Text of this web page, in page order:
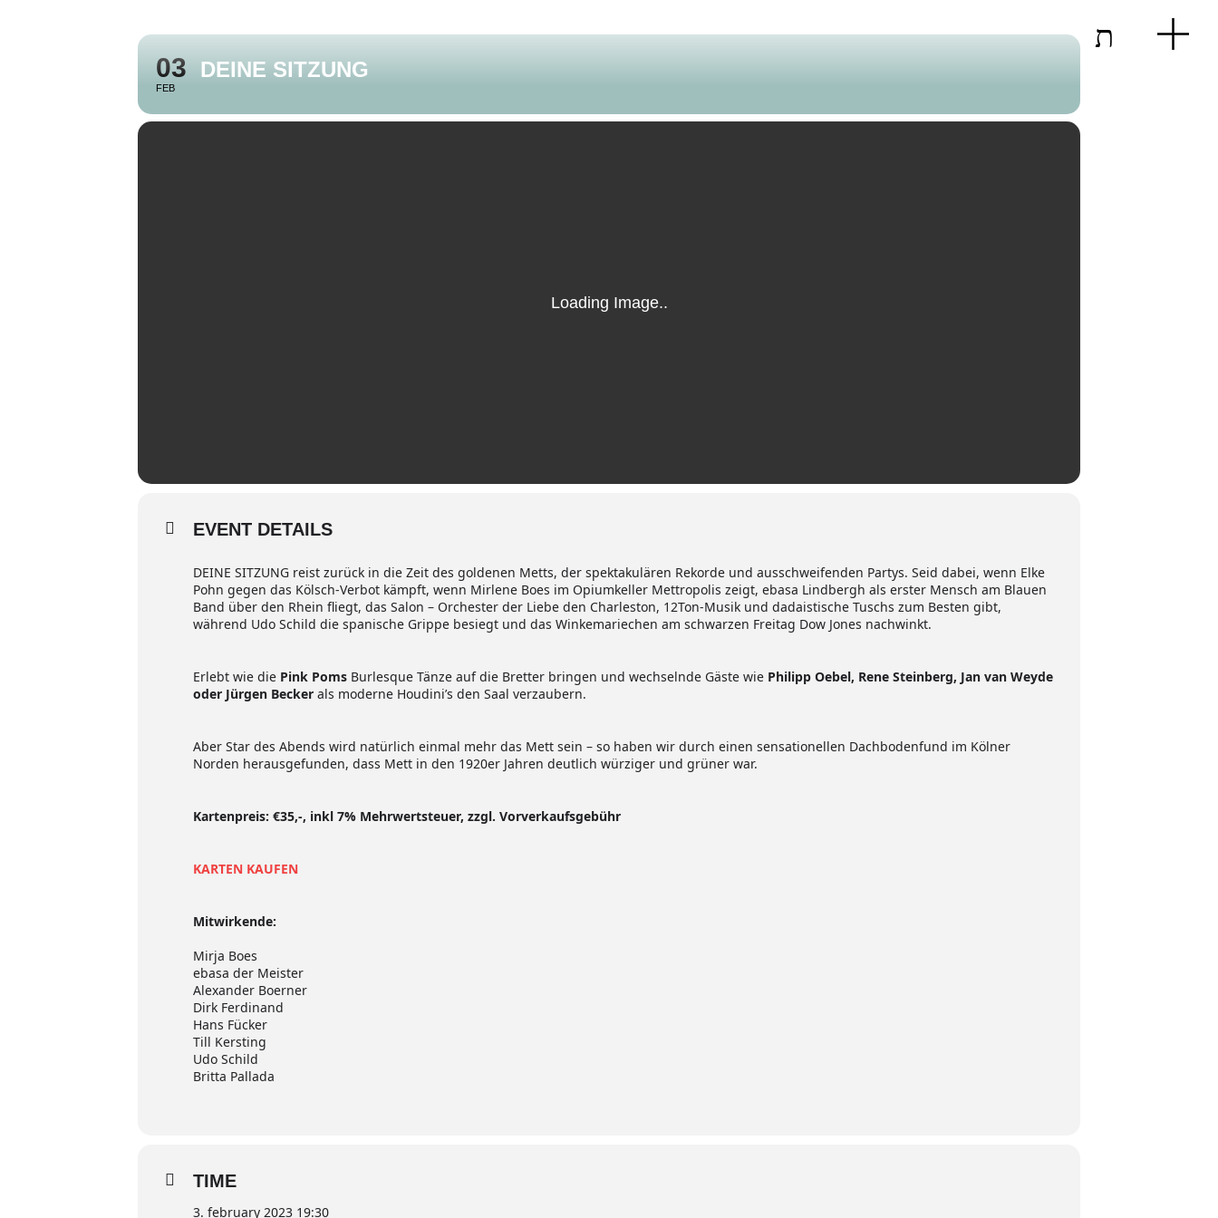
03
FEB
DEINE SITZUNG
EVENT DETAILS
DEINE SITZUNG reist zurück in die Zeit des goldenen Metts, der spektakulären Rekorde und ausschweifenden Partys. Seid dabei, wenn Elke
Pohn gegen das Kölsch-Verbot kämpft, wenn Mirlene Boes im Opiumkeller Mettropolis zeigt, ebasa Lindbergh als erster Mensch am Blauen
Band über den Rhein fliegt, das Salon – Orchester der Liebe den Charleston, 12Ton-Musik und dadaistische Tuschs zum Besten gibt,
während Udo Schild die spanische Grippe besiegt und das Winkemariechen am schwarzen Freitag Dow Jones nachwinkt.
Erlebt wie die Pink Poms Burlesque Tänze auf die Bretter bringen und wechselnde Gäste wie Philipp Oebel, Rene Steinberg, Jan van Weyde
oder Jürgen Becker als moderne Houdini’s den Saal verzaubern.
Aber Star des Abends wird natürlich einmal mehr das Mett sein – so haben wir durch einen sensationellen Dachbodenfund im Kölner
Norden herausgefunden, dass Mett in den 1920er Jahren deutlich würziger und grüner war.
Kartenpreis: €35,-, inkl 7% Mehrwertsteuer, zzgl. Vorverkaufsgebühr
KARTEN KAUFEN
Mitwirkende:
Mirja Boes
ebasa der Meister
Alexander Boerner
Dirk Ferdinand
Hans Fücker
Till Kersting
Udo Schild
Britta Pallada
TIME
3. february 2023 19:30